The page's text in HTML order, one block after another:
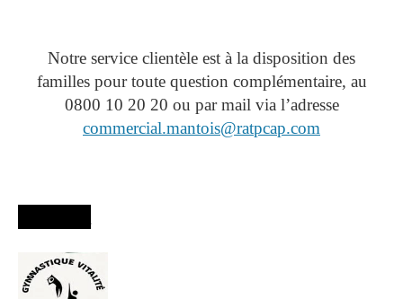
Notre service clientèle est à la disposition des
familles pour toute question complémentaire, au
0800 10 20 20 ou par mail via l’adresse
commercial.mantois@ratpcap.com